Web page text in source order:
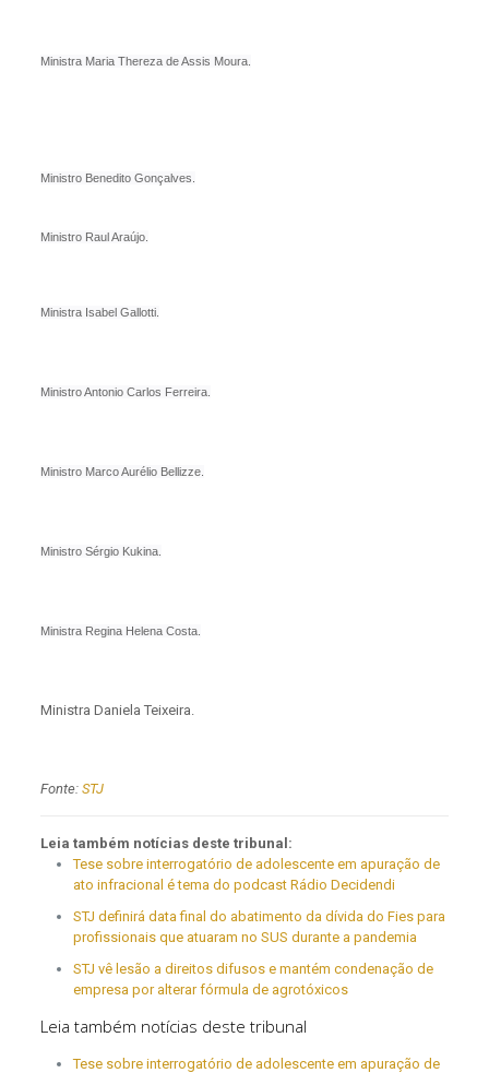
Ministra Maria Thereza de Assis Moura.
Ministro Benedito Gonçalves.
Ministro Raul Araújo.
Ministra Isabel Gallotti.
Ministro Antonio Carlos Ferreira.
Ministro Marco Aurélio Bellizze.
Ministro Sérgio Kukina.
Ministra Regina Helena Costa.
Ministra Daniela Teixeira.
Fonte: STJ
Leia também notícias deste tribunal:
Tese sobre interrogatório de adolescente em apuração de
ato infracional é tema do podcast Rádio Decidendi
STJ definirá data final do abatimento da dívida do Fies para
profissionais que atuaram no SUS durante a pandemia
STJ vê lesão a direitos difusos e mantém condenação de
empresa por alterar fórmula de agrotóxicos
Leia também notícias deste tribunal
Tese sobre interrogatório de adolescente em apuração de